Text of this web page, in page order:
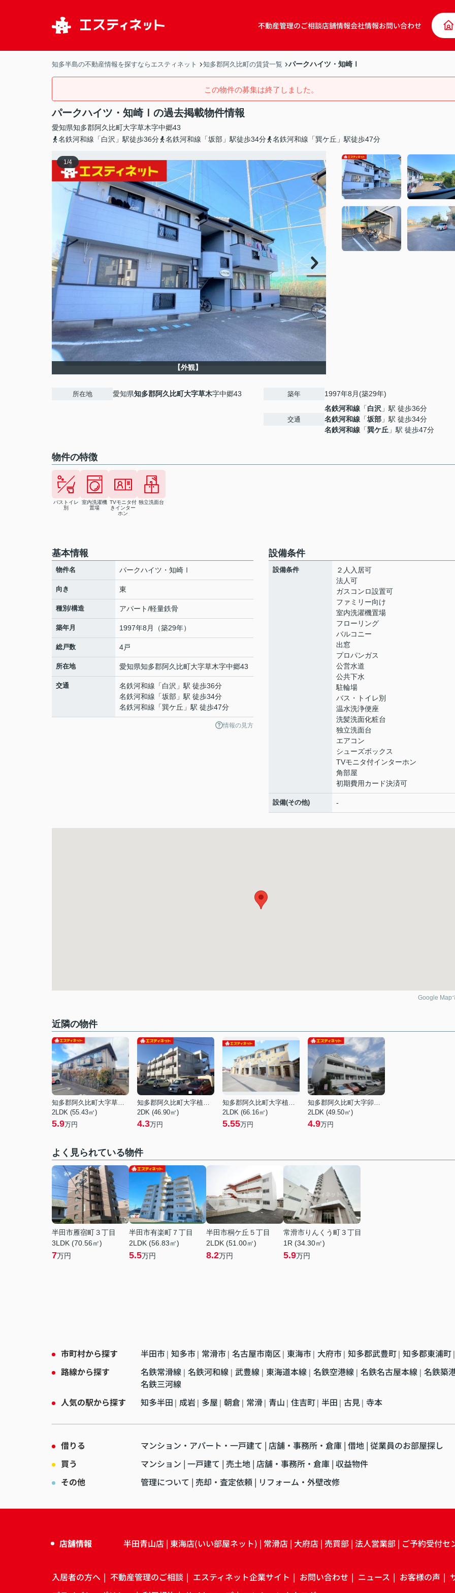
不動産管理のご相談店舗情報会社情報お問い合わせ
知多半島の不動産情報を探すならエスティネット 知多郡阿久比町の賃貸一覧 パークハイツ・知崎Ⅰ
この物件の募集は終了しました。
パークハイツ・知崎Ⅰの過去掲載物件情報
愛知県知多郡阿久比町大字草木字中郷43
名鉄河和線「白沢」駅徒歩36分
名鉄河和線「坂部」駅徒歩34分 名鉄河和線「巽ケ丘」駅徒歩47分
1/4
【外観】
所在地 愛知県知多郡阿久比町大字草木字中郷43 築年 1997年8月(築29年)
交通
名鉄河和線 「白沢 」駅 徒歩36分
名鉄河和線 「坂部 」駅 徒歩34分
名鉄河和線 「巽ケ丘 」駅 徒歩47分
物件の特徴
バストイレ
別
室内洗濯機
置場
TVモニタ付
きインター
ホン
独立洗面台
基本情報
物件名 パークハイツ・知崎Ⅰ
向き 東
種別/構造 アパート/軽量鉄骨
築年月 1997年8月（築29年）
総戸数 4戸
所在地 愛知県知多郡阿久比町大字草木字中郷43
交通 名鉄河和線 「白沢 」駅 徒歩36分
名鉄河和線 「坂部 」駅 徒歩34分
名鉄河和線 「巽ケ丘 」駅 徒歩47分
情報の見方
設備条件
設備条件
２人入居可
法人可
ガスコンロ設置可
ファミリー向け
室内洗濯機置場
フローリング
バルコニー
出窓
プロパンガス
公営水道
公共下水
駐輪場
バス・トイレ別
温水洗浄便座
洗髪洗面化粧台
独立洗面台
エアコン
シューズボックス
TVモニタ付インターホン
角部屋
初期費用カード決済可
設備(その他) -
Google Map
近隣の物件
知多郡阿久比町大字草木字万場
2LDK (55.43㎡)
5.9万円
知多郡阿久比町大字植大字大松本
2DK (46.90㎡)
4.3万円
知多郡阿久比町大字植大字東狐谷
2LDK (66.16㎡)
5.55万円
知多郡阿久比町大字卯坂字小谷
2LDK (49.50㎡)
4.9万円
よく見られている物件
半田市雁宿町３丁目
3LDK (70.56㎡)
7万円
半田市有楽町７丁目
2LDK (56.83㎡)
5.5万円
半田市桐ケ丘５丁目
2LDK (51.00㎡)
8.2万円
常滑市りんくう町３丁目
1R (34.30㎡)
5.9万円
市町村から探す 半田市 | 知多市 | 常滑市 | 名古屋市南区 | 東海市 | 大府市 | 知多郡武豊町 | 知多郡東浦町 |
路線から探す 名鉄常滑線 | 名鉄河和線 | 武豊線 | 東海道本線 | 名鉄空港線 | 名鉄名古屋本線 | 名鉄築
名鉄三河線
人気の駅から探す
知多半田 | 成岩 | 多屋 | 朝倉 | 常滑 | 青山 | 住吉町 | 半田 | 古見 | 寺本
借りる マンション・アパート・一戸建て 店舗・事務所・倉庫 借地 従業員のお部屋探し
買う
マンション 一戸建て 売土地 店舗・事務所・倉庫 収益物件
その他
管理について 売却・査定依頼 リフォーム・外壁改修
店舗情報 半田青山店 東海店(いい部屋ネット) 常滑店 大府店 売買部 法人営業部 ご予約受付セ
入居者の方へ 不動産管理のご相談 エスティネット企業サイト お問い合わせ ニュース お客様の声